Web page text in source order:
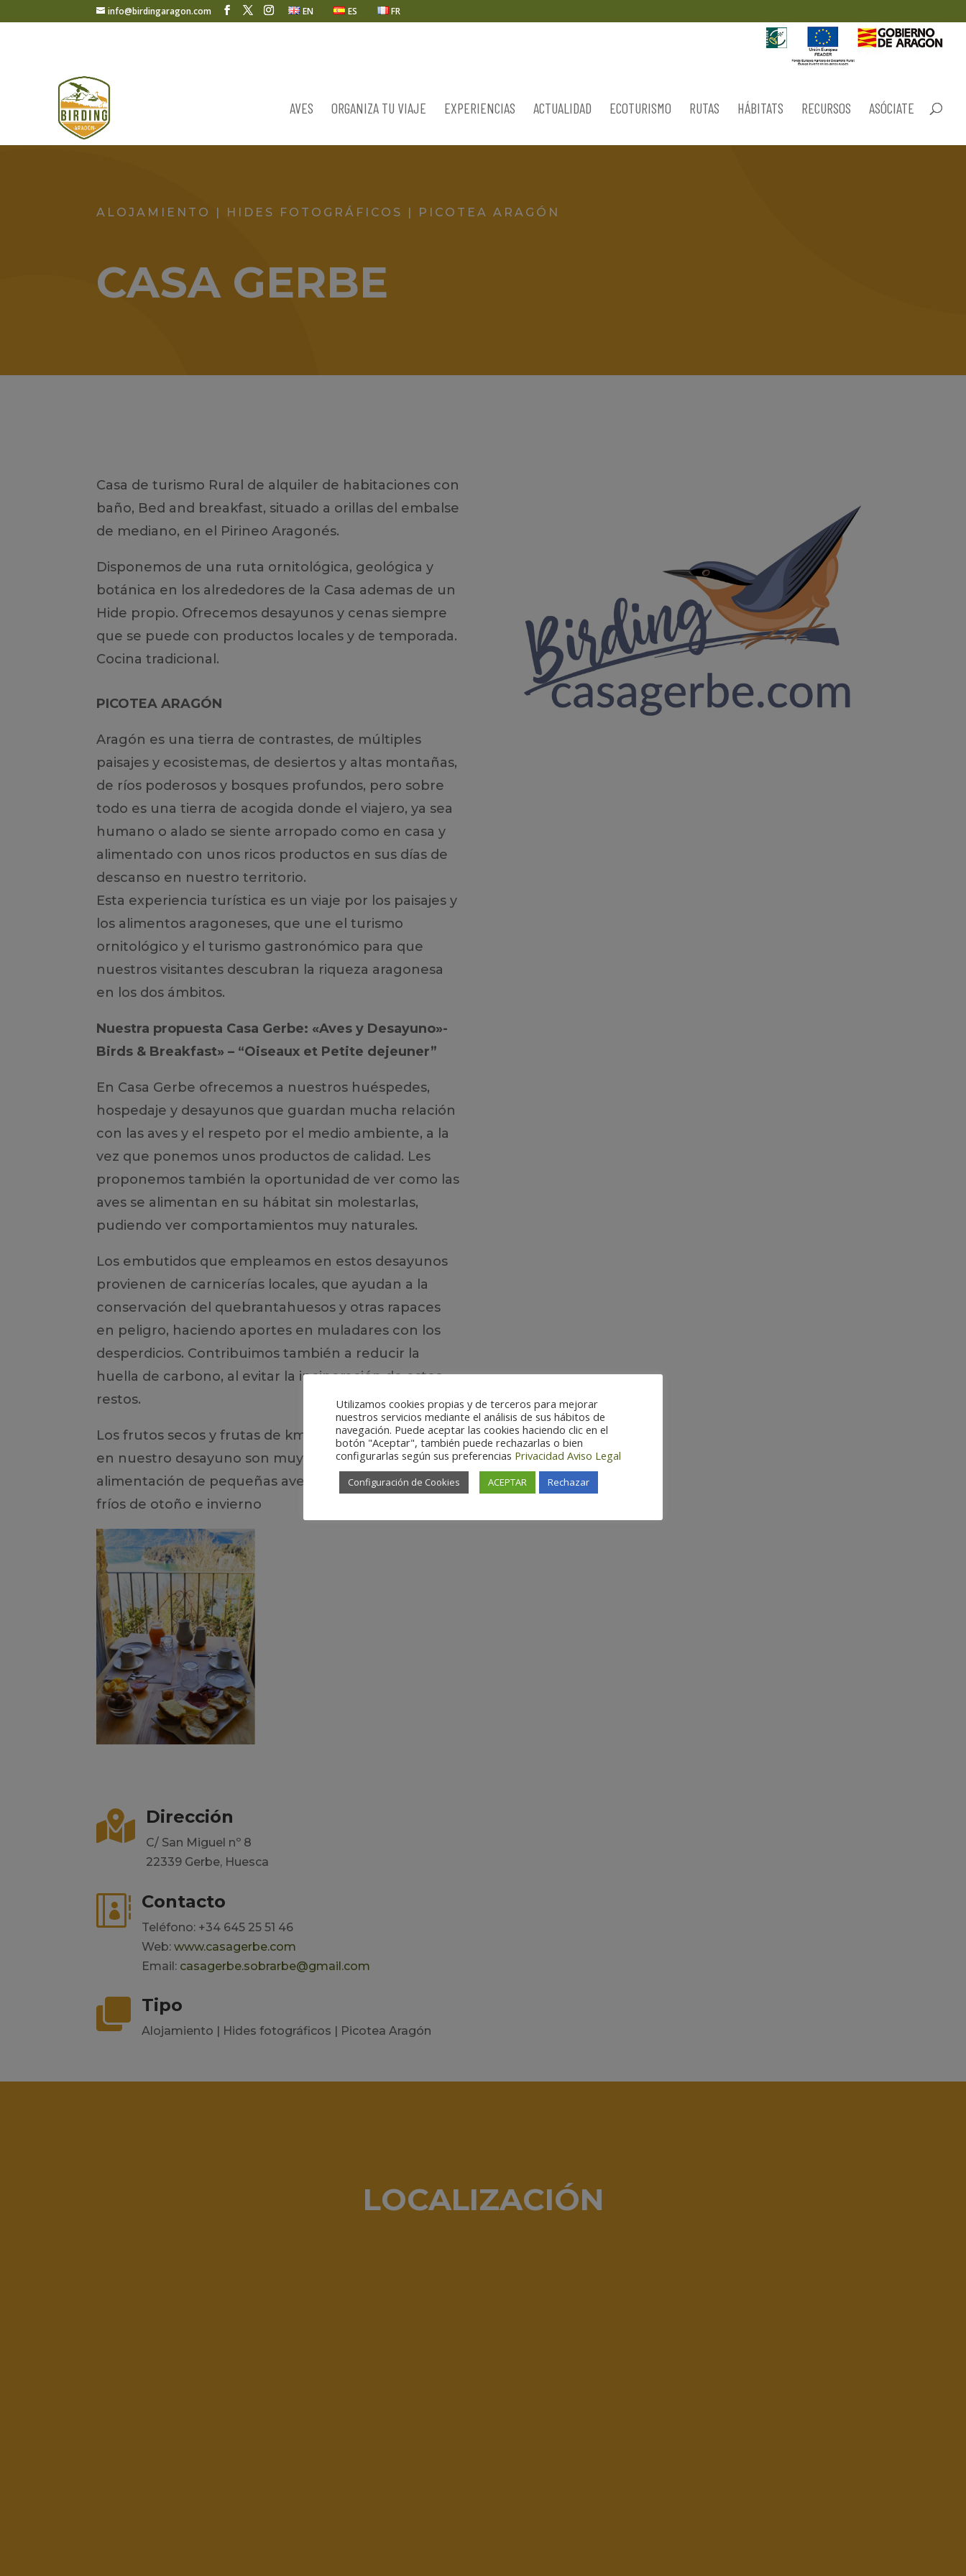
info@birdingaragon.com EN ES FR
AVES ORGANIZA TU VIAJE EXPERIENCIAS ACTUALIDAD ECOTURISMO RUTAS HÁBITATS RECURSOS ASÓCIATE
ALOJAMIENTO | HIDES FOTOGRÁFICOS | PICOTEA ARAGÓN
CASA GERBE
Casa de turismo Rural de alquiler de habitaciones con
baño, Bed and breakfast, situado a orillas del embalse
de mediano, en el Pirineo Aragonés.
Disponemos de una ruta ornitológica, geológica y
botánica en los alrededores de la Casa ademas de un
Hide propio. Ofrecemos desayunos y cenas siempre
que se puede con productos locales y de temporada.
Cocina tradicional.
PICOTEA ARAGÓN
Aragón es una tierra de contrastes, de múltiples
paisajes y ecosistemas, de desiertos y altas montañas,
de ríos poderosos y bosques profundos, pero sobre
todo es una tierra de acogida donde el viajero, ya sea
humano o alado se siente arropado como en casa y
alimentado con unos ricos productos en sus días de
descanso en nuestro territorio.
Esta experiencia turística es un viaje por los paisajes y
los alimentos aragoneses, que une el turismo
ornitológico y el turismo gastronómico para que
nuestros visitantes descubran la riqueza aragonesa
en los dos ámbitos.
Nuestra propuesta Casa Gerbe: «Aves y Desayuno»-
Birds & Breakfast» – “Oiseaux et Petite dejeuner”
En Casa Gerbe ofrecemos a nuestros huéspedes,
hospedaje y desayunos que guardan mucha relación
con las aves y el respeto por el medio ambiente, a la
vez que ponemos unos productos de calidad. Les
proponemos también la oportunidad de ver como las
aves se alimentan en su hábitat sin molestarlas,
pudiendo ver comportamientos muy naturales.
Los embutidos que empleamos en estos desayunos
provienen de carnicerías locales, que ayudan a la
conservación del quebrantahuesos y otras rapaces
en peligro, haciendo aportes en muladares con los
desperdicios. Contribuimos también a reducir la
huella de carbono, al evitar la incineración de estos
restos.
Los frutos secos y frutas de km0, que compartimos
en nuestro desayuno son muy importantes para la
alimentación de pequeñas aves durante los meses
fríos de otoño e invierno
 Dirección
C/ San Miguel nº 8
22339 Gerbe, Huesca
 Contacto
Teléfono: +34 645 25 51 46
Web:www.casagerbe.com
Email: casagerbe.sobrarbe@gmail.com
 Tipo
Alojamiento | Hides fotográficos | Picotea Aragón
LOCALIZACIÓN
Utilizamos cookies propias y de terceros para mejorar
nuestros servicios mediante el análisis de sus hábitos de
navegación. Puede aceptar las cookies haciendo clic en el
botón "Aceptar", también puede rechazarlas o bien
configurarlas según sus preferencias Privacidad Aviso Legal
Configuración de Cookies ACEPTAR Rechazar